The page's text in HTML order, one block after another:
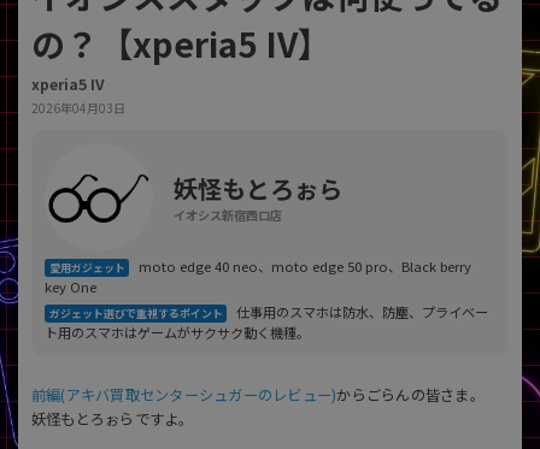
の？【xperia5 IV】
xperia5 IV
2026年04月03日
妖怪もとろぉら
イオシス新宿西口店
愛用ガジェット moto edge 40 neo、moto edge 50 pro、Black berry
key One
ガジェット選びで重視するポイント 仕事用のスマホは防水、防塵、プライベー
ト用のスマホはゲームがサクサク動く機種。
前編(アキバ買取センターシュガーのレビュー)からごらんの皆さま。
妖怪もとろぉらですよ。
カテゴリー
商品ジャンルの絞り込み
「スマートフォン」「タブレット」など
メーカー
「Apple」「SONY」「SHARP」など
機能・特徴
商品の搭載機能による絞り込み
「5G対応」「防水」「ワンセグ」など
ドライブ
ドライブの絞り込み